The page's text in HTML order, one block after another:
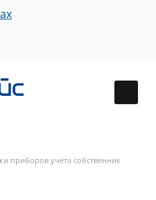
приборов учета собственник